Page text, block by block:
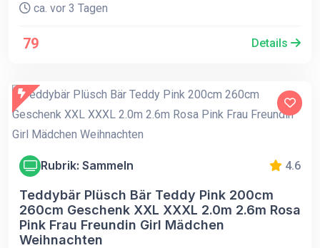
ca. vor 3 Tagen
79 Details
Rubrik: Sammeln 4.6
Teddybär Plüsch Bär Teddy Pink 200cm
260cm Geschenk XXL XXXL 2.0m 2.6m Rosa
Pink Frau Freundin Girl Mädchen
Weihnachten